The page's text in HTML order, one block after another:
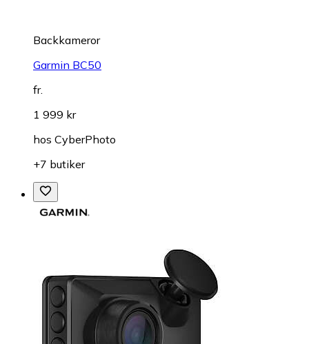
Backkameror
Garmin BC50
fr.
1 999 kr
hos CyberPhoto
+7 butiker